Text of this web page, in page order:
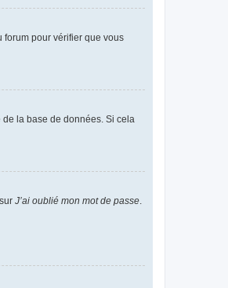
forum pour vérifier que vous
la base de données. Si cela
J’ai oublié mon mot de passe